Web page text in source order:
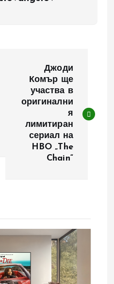
Джоди
Комър ще
участва в
оригинални
я
лимитиран
сериал на
HBO „The
Chain“